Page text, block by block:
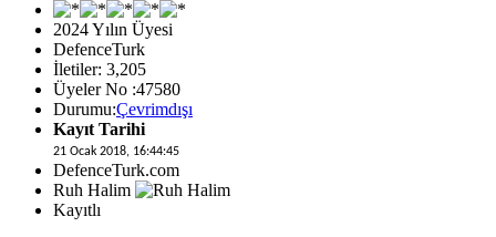
2024 Yılın Üyesi
DefenceTurk
İletiler: 3,205
Üyeler No :47580
Durumu:Çevrimdışı
Kayıt Tarihi
21 Ocak 2018, 16:44:45
DefenceTurk.com
Ruh Halim
Kayıtlı